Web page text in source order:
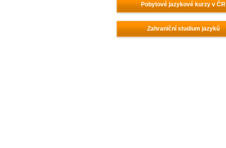
Pobytové jazykové kurzy v ČR
Zahraniční studium jazyků